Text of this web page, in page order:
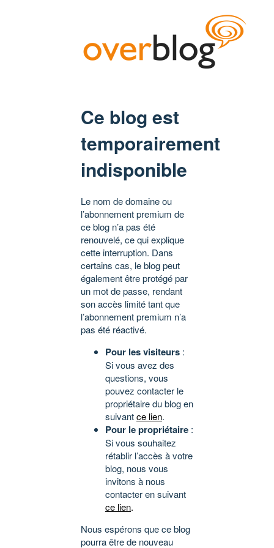
Ce blog est
temporairement
indisponible
Le nom de domaine ou
l’abonnement premium de
ce blog n’a pas été
renouvelé, ce qui explique
cette interruption. Dans
certains cas, le blog peut
également être protégé par
un mot de passe, rendant
son accès limité tant que
l’abonnement premium n’a
pas été réactivé.
Pour les visiteurs :
Si vous avez des
questions, vous
pouvez contacter le
propriétaire du blog en
suivantce lien.
Pour le propriétaire :
Si vous souhaitez
rétablir l’accès à votre
blog, nous vous
invitons à nous
contacter en suivant
ce lien.
Nous espérons que ce blog
pourra être de nouveau